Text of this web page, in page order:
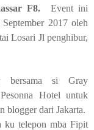
F8. Event ini
2017 oleh
Losari Jl penghibur,
bersama si Gray
Hotel untuk
blogger dari Jakarta.
ku telepon mba Fipit